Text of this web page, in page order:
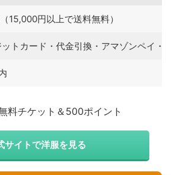
15,000円以上で送料無料）
ットカード・代金引換・アマゾンペイ・
料チケット＆500ポイント
サイトで洋服を見る